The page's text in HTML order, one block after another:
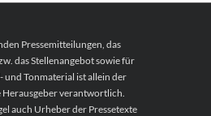
Pressemitteilungen, das
das Stellenangebot sowie für
und Tonmaterial ist allein der
Herausgeber verantwortlich.
auch Urheber der Pressetexte